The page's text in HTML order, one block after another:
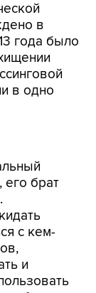
в
года было
в одно
с кем-
и
общаться